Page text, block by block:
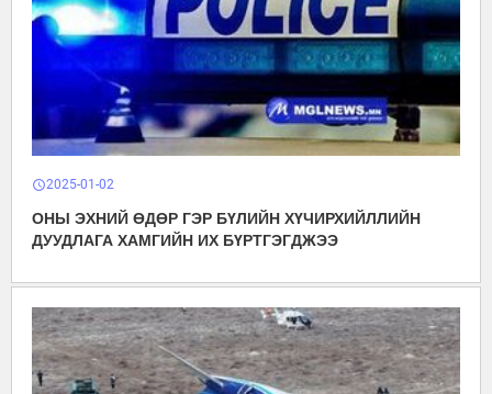
schedule2025-01-02
ОНЫ ЭХНИЙ ӨДӨР ГЭР БҮЛИЙН ХҮЧИРХИЙЛЛИЙН
ДУУДЛАГА ХАМГИЙН ИХ БҮРТГЭГДЖЭЭ